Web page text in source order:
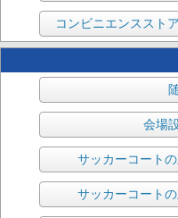
コンビニエンスストア
会場
サッカーコート
サッカーコート